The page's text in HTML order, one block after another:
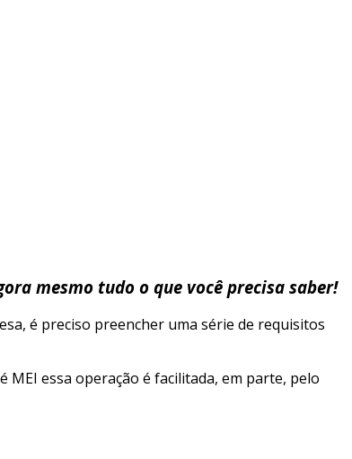
mesmo tudo o que você precisa saber!
é preciso preencher uma série de requisitos
MEI essa operação é facilitada, em parte, pelo